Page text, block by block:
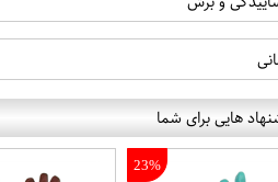
هایی برای شما
23%